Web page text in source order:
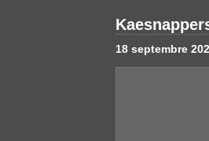
18 septembre